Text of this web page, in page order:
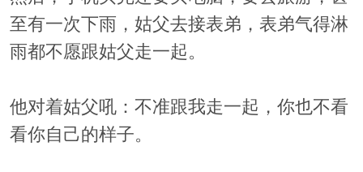
至有一次下雨，姑父去接表弟，表弟气得淋
雨都不愿跟姑父走一起。
他对着姑父吼：不准跟我走一起，你也不看
看你自己的样子。